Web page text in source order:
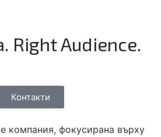
Right Audience.
Контакти
е компания, фокусирана върху